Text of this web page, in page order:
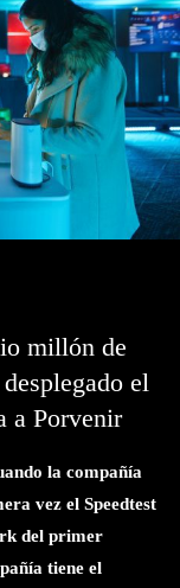
millón de
el
a Porvenir
la compañía
vez el Speedtest
del primer
tiene el